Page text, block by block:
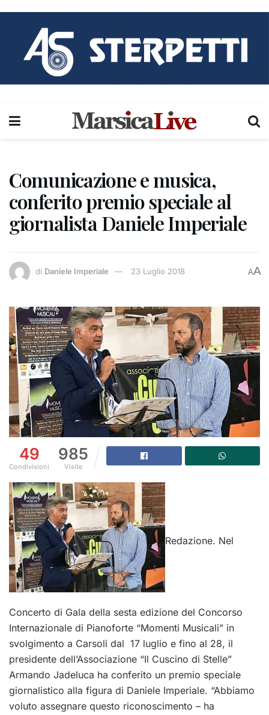
Comunicazione e musica,
conferito premio speciale al
giornalista Daniele Imperiale
di Daniele Imperiale 23 Luglio 2018 AA
49
Condivisioni
985
Visite
Redazione. Nel
Concerto di Gala della sesta edizione del Concorso
Internazionale di Pianoforte “Momenti Musicali” in
svolgimento a Carsoli dal 17 luglio e fino al 28, il
presidente dell’Associazione “Il Cuscino di Stelle”
Armando Jadeluca ha conferito un premio speciale
giornalistico alla figura di Daniele Imperiale. “Abbiamo
voluto assegnare questo riconoscimento – ha